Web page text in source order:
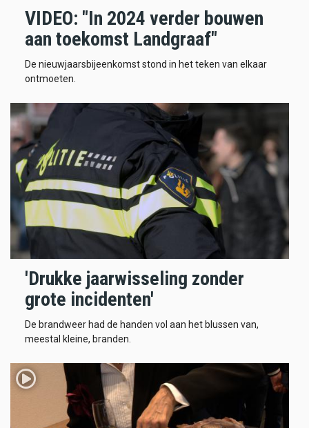
VIDEO: "In 2024 verder bouwen
aan toekomst Landgraaf"
De nieuwjaarsbijeenkomst stond in het teken van elkaar
ontmoeten.
'Drukke jaarwisseling zonder
grote incidenten'
De brandweer had de handen vol aan het blussen van,
meestal kleine, branden.